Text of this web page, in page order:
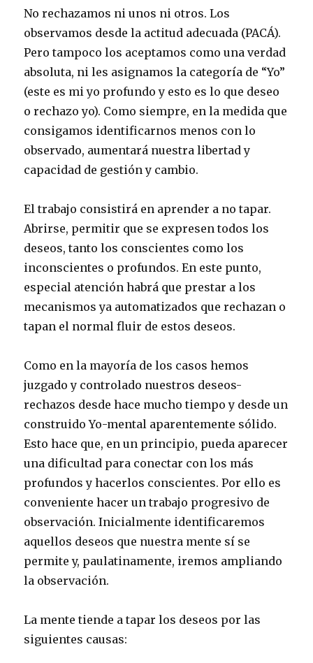
No rechazamos ni unos ni otros. Los
observamos desde la actitud adecuada (PACÁ).
Pero tampoco los aceptamos como una verdad
absoluta, ni les asignamos la categoría de “Yo”
(este es mi yo profundo y esto es lo que deseo
o rechazo yo). Como siempre, en la medida que
consigamos identificarnos menos con lo
observado, aumentará nuestra libertad y
capacidad de gestión y cambio.
El trabajo consistirá en aprender a no tapar.
Abrirse, permitir que se expresen todos los
deseos, tanto los conscientes como los
inconscientes o profundos. En este punto,
especial atención habrá que prestar a los
mecanismos ya automatizados que rechazan o
tapan el normal fluir de estos deseos.
Como en la mayoría de los casos hemos
juzgado y controlado nuestros deseos-
rechazos desde hace mucho tiempo y desde un
construido Yo-mental aparentemente sólido.
Esto hace que, en un principio, pueda aparecer
una dificultad para conectar con los más
profundos y hacerlos conscientes. Por ello es
conveniente hacer un trabajo progresivo de
observación. Inicialmente identificaremos
aquellos deseos que nuestra mente sí se
permite y, paulatinamente, iremos ampliando
la observación.
La mente tiende a tapar los deseos por las
siguientes causas: